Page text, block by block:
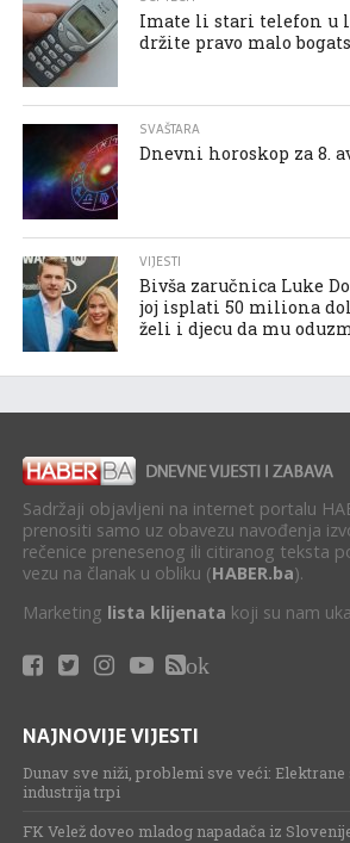
Imate li stari telefon u
držite pravo malo
SVAŠTARA
Dnevni horoskop za 8.
VIJESTI
Bivša zaručnica Luke
joj isplati 50 miliona
želi i djecu da mu
Sadržaji objavljeni na internet portalu
prenositi samo uz obavezu navođenja
rečenice prenesenog ili citiranog teksta
vezu na članak u obliku (HABER.ba).
Marketing lista klijenata koji su nam
ok
NAJNOVIJE VIJESTI
Dunav sve niži, problemi sve veći: Elektrane
industrija trpi
FK Velež doveo mladog napadača iz